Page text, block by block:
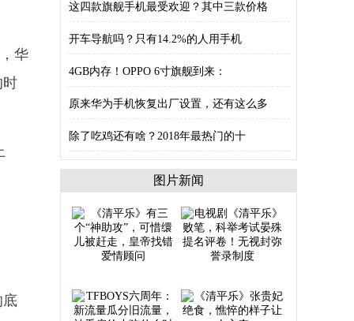
华
时
底
这四款旗舰手机最受欢迎？其中三款价格
开车导航吗？只有14.2%的人用手机
4GB内存！OPPO 6寸旗舰到来：
原来华为手机恢复出厂设置，还有这么多
除了吃鸡还有啥？2018年最热门的十
图片新闻